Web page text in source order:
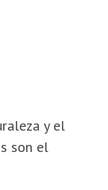
y el
son el